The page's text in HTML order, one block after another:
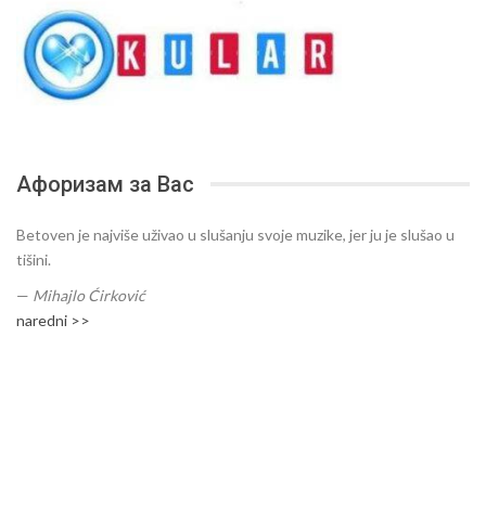
Афоризам за Вас
Betoven je najviše uživao u slušanju svoje muzike, jer ju je slušao u
tišini.
— Mihajlo Ćirković
naredni >>